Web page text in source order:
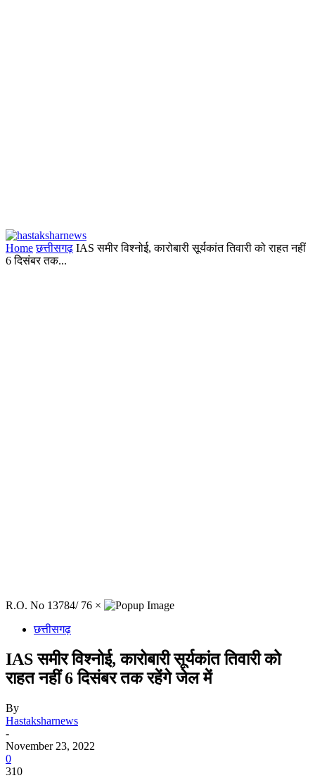
Home छत्तीसगढ़ IAS समीर विश्नोई, कारोबारी सूर्यकांत तिवारी को राहत नहीं
6 दिसंबर तक...
R.O. No 13784/ 76 ×
छत्तीसगढ़
IAS समीर विश्नोई, कारोबारी सूर्यकांत तिवारी को
राहत नहीं 6 दिसंबर तक रहेंगे जेल में
By
Hastaksharnews
-
November 23, 2022
0
310